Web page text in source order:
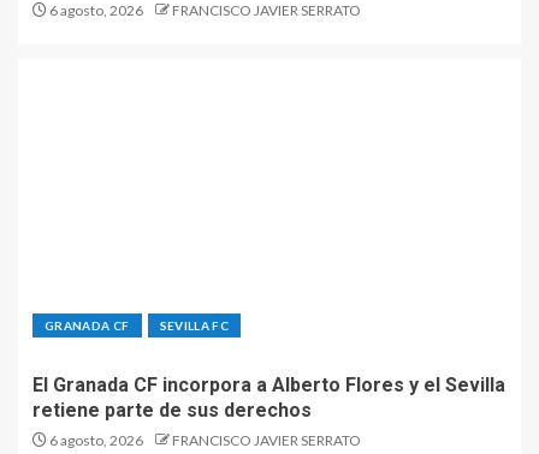
6 agosto, 2026 FRANCISCO JAVIER SERRATO
GRANADA CF SEVILLA FC
El Granada CF incorpora a Alberto Flores y el Sevilla
retiene parte de sus derechos
6 agosto, 2026 FRANCISCO JAVIER SERRATO